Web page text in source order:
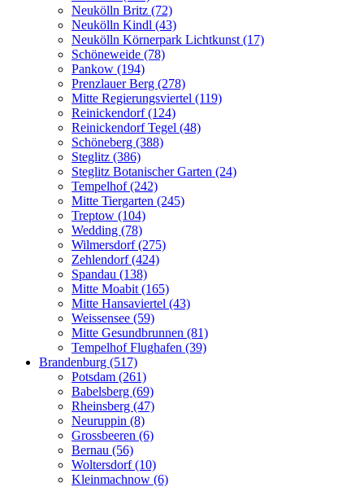
Neukölln Britz (72)
Neukölln Kindl (43)
Neukölln Körnerpark Lichtkunst (17)
Schöneweide (78)
Pankow (194)
Prenzlauer Berg (278)
Mitte Regierungsviertel (119)
Reinickendorf (124)
Reinickendorf Tegel (48)
Schöneberg (388)
Steglitz (386)
Steglitz Botanischer Garten (24)
Tempelhof (242)
Mitte Tiergarten (245)
Treptow (104)
Wedding (78)
Wilmersdorf (275)
Zehlendorf (424)
Spandau (138)
Mitte Moabit (165)
Mitte Hansaviertel (43)
Weissensee (59)
Mitte Gesundbrunnen (81)
Tempelhof Flughafen (39)
Brandenburg (517)
Potsdam (261)
Babelsberg (69)
Rheinsberg (47)
Neuruppin (8)
Grossbeeren (6)
Bernau (56)
Woltersdorf (10)
Kleinmachnow (6)